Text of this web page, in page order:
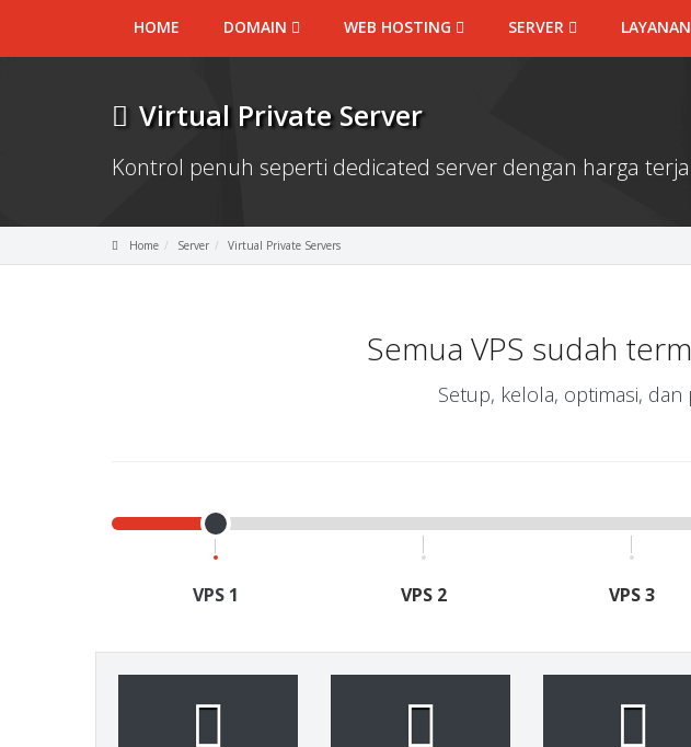
HOME DOMAIN WEB HOSTING SERVER LAYANAN
Virtual Private Server
Kontrol penuh seperti dedicated server dengan harga
Home Server Virtual Private Servers
Semua VPS sudah
Setup, kelola, optimasi,
VPS 1 VPS 2 VPS 3